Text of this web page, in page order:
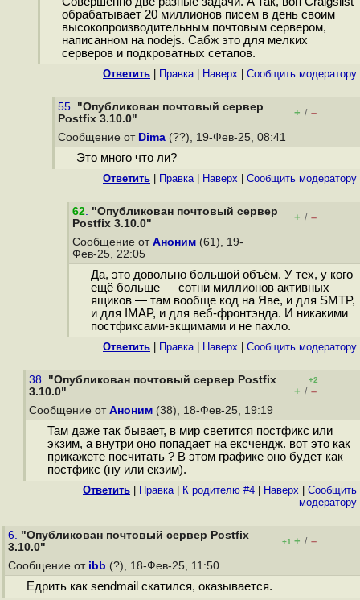
обрабатывает 20 миллионов писем в день своим
высокопроизводительным почтовым сервером,
написанном на nodejs. Сабж это для мелких
серверов и подкроватных сетапов.
Ответить Правка| Наверх Cообщить модератору
55. "Опубликован почтовый сервер
Postfix 3.10.0"
+ / –
Сообщение от Dima (??), 19-Фев-25, 08:41
Это много что ли?
Ответить Правка| Наверх Cообщить модератору
62. "Опубликован почтовый сервер
Postfix 3.10.0"
+ / –
Сообщение от Аноним (61), 19-
Фев-25, 22:05
Да, это довольно большой объём. У тех, у кого
ещё больше — сотни миллионов активных
ящиков — там вообще код на Яве, и для SMTP,
и для IMAP, и для веб-фронтэнда. И никакими
постфиксами-экщимами и не пахло.
Ответить Правка| Наверх Cообщить модератору
38. "Опубликован почтовый сервер Postfix
3.10.0"
+2
+ / –
Сообщение от Аноним (38), 18-Фев-25, 19:19
Там даже так бывает, в мир светится постфикс или
экзим, а внутри оно попадает на ексчендж. вот это как
прикажете посчитать ? В этом графике оно будет как
постфикс (ну или екзим).
Ответить Правка| К родителю #4 Наверх
Cообщить
модератору
6. "Опубликован почтовый сервер Postfix
3.10.0"
+1 + / –
Сообщение от ibb (?), 18-Фев-25, 11:50
Едрить как sendmail скатился, оказывается.